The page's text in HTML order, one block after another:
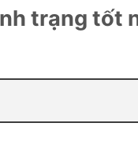
trạng tốt